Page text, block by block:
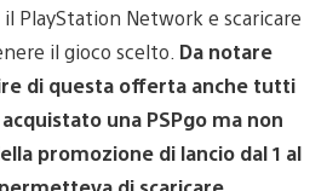
PlayStation Network e scaricare
il gioco scelto. Da notare
di questa offerta anche tutti
una PSPgo ma non
promozione di lancio dal 1 al